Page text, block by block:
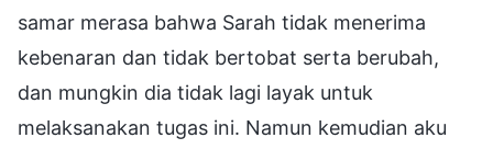
samar merasa bahwa Sarah tidak menerima
kebenaran dan tidak bertobat serta berubah,
dan mungkin dia tidak lagi layak untuk
melaksanakan tugas ini. Namun kemudian aku